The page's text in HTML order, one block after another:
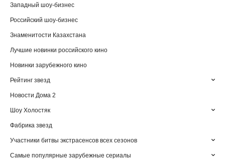
Западный шоу-бизнес
Российский шоу-бизнес
Знаменитости Казахстана
Лучшие новинки российского кино
Новинки зарубежного кино
Рейтинг звезд
Новости Дома 2
Шоу Холостяк
Фабрика звезд
Участники битвы экстрасенсов всех сезонов
Самые популярные зарубежные сериалы